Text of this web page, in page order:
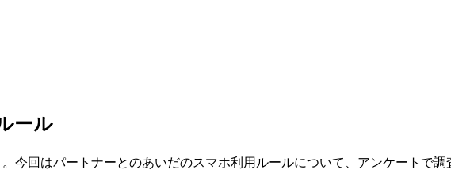
ール
今回はパートナーとのあいだのスマホ利用ルールについて、アンケートで調